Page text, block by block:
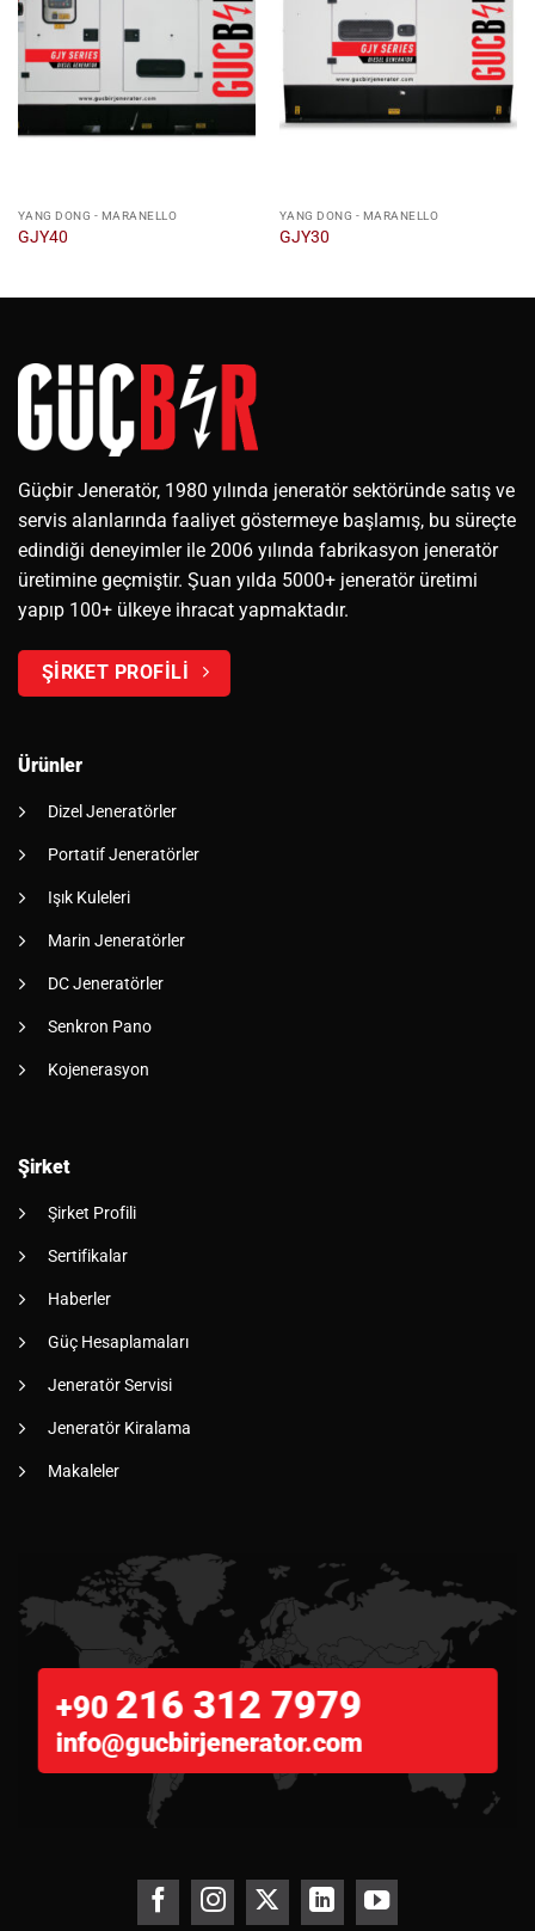
YANG DONG - MARANELLO
GJY40
YANG DONG - MARANELLO
GJY30
Güçbir Jeneratör, 1980 yılında jeneratör sektöründe satış ve
servis alanlarında faaliyet göstermeye başlamış, bu süreçte
edindiği deneyimler ile 2006 yılında fabrikasyon jeneratör
üretimine geçmiştir. Şuan yılda 5000+ jeneratör üretimi
yapıp 100+ ülkeye ihracat yapmaktadır.
ŞİRKET PROFİLİ
Ürünler
Dizel Jeneratörler
Portatif Jeneratörler
Işık Kuleleri
Marin Jeneratörler
DC Jeneratörler
Senkron Pano
Kojenerasyon
Şirket
Şirket Profili
Sertifikalar
Haberler
Güç Hesaplamaları
Jeneratör Servisi
Jeneratör Kiralama
Makaleler
+90 216 312 7979
info@gucbirjenerator.com